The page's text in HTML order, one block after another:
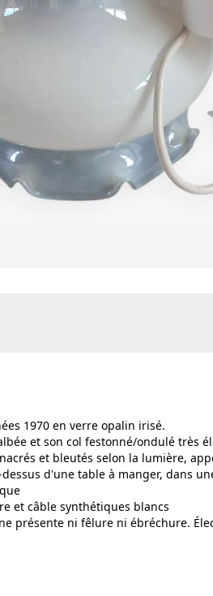
1970 en verre opalin irisé.
et son col festonné/ondulé très
et bleutés selon la lumière,
d'une table à manger, dans
et câble synthétiques blancs
présente ni fêlure ni ébréchure.